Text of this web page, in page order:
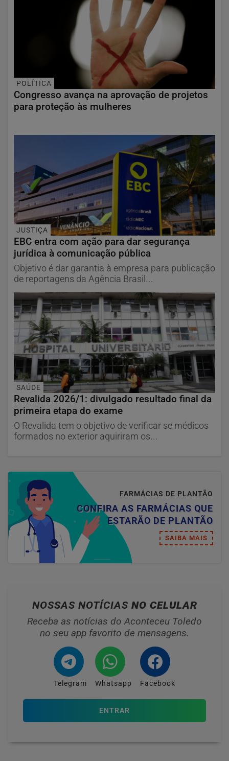
POLÍTICA
Congresso avança na aprovação de projetos
para proteção às mulheres
JUSTIÇA
EBC entra com ação para dar segurança
jurídica à comunicação pública
Objetivo é dar garantia à empresa para publicação
de reportagens da Agência Brasil...
SAÚDE
Revalida 2026/1: divulgado resultado final da
primeira etapa do exame
O Revalida tem o objetivo de verificar se médicos
formados no exterior aquiriram os...
FARMÁCIAS DE PLANTÃO
CONFIRA AS FARMÁCIAS QUE
ESTARÃO DE PLANTÃO
SAIBA MAIS
NOSSAS NOTÍCIAS NO CELULAR
Receba as notícias do Aconteceu Toledo
no seu app favorito de mensagens.
Telegram Whatsapp Facebook
ENTRAR